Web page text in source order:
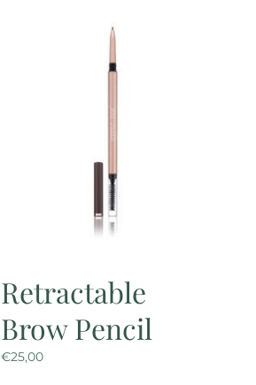
Retractable
Brow Pencil
€25,00